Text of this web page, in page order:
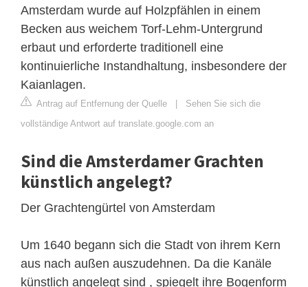
Amsterdam wurde auf Holzpfählen in einem
Becken aus weichem Torf-Lehm-Untergrund
erbaut und erforderte traditionell eine
kontinuierliche Instandhaltung, insbesondere der
Kaianlagen.
Antrag auf Entfernung der Quelle | Sehen Sie sich die
vollständige Antwort auf translate.google.com an
Sind die Amsterdamer Grachten
künstlich angelegt?
Der Grachtengürtel von Amsterdam
Um 1640 begann sich die Stadt von ihrem Kern
aus nach außen auszudehnen. Da die Kanäle
künstlich angelegt sind , spiegelt ihre Bogenform